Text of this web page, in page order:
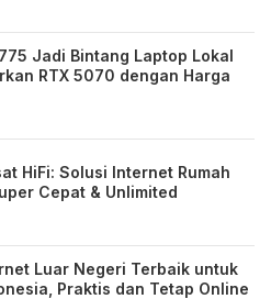
Jadi Bintang Laptop Lokal
RTX 5070 dengan Harga
HiFi: Solusi Internet Rumah
Cepat & Unlimited
Luar Negeri Terbaik untuk
Praktis dan Tetap Online